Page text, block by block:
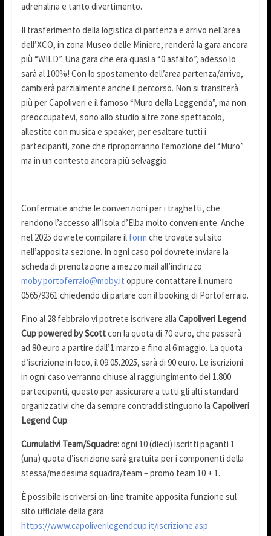
adrenalina e tanto divertimento.
Il trasferimento della logistica di partenza e arrivo nell’area
dell’XCO, in zona Museo delle Miniere, renderà la gara ancora
più “WILD”. Una gara che era quasi a “0 asfalto”, adesso lo
sarà al 100%! Con lo spostamento dell’area partenza/arrivo,
cambierà parzialmente anche il percorso. Non si transiterà
più per Capoliveri e il famoso “Muro della Leggenda”, ma non
preoccupatevi, sono allo studio altre zone spettacolo,
allestite con musica e speaker, per esaltare tutti i
partecipanti, zone che riproporranno l’emozione del “Muro”
ma in un contesto ancora più selvaggio.
Confermate anche le convenzioni per i traghetti, che
rendono l’accesso all’Isola d’Elba molto conveniente. Anche
nel 2025 dovrete compilare il form che trovate sul sito
nell’apposita sezione. In ogni caso poi dovrete inviare la
scheda di prenotazione a mezzo mail all’indirizzo
moby.portoferraio@moby.it oppure contattare il numero
0565/9361 chiedendo di parlare con il booking di Portoferraio.
Fino al 28 febbraio vi potrete iscrivere alla Capoliveri Legend
Cup powered by Scottcon la quota di 70 euro, che passerà
ad 80 euro a partire dall’1 marzo e fino al 6 maggio. La quota
d’iscrizione in loco, il 09.05.2025, sarà di 90 euro. Le iscrizioni
in ogni caso verranno chiuse al raggiungimento dei 1.800
partecipanti, questo per assicurare a tutti gli alti standard
organizzativi che da sempre contraddistinguono la Capoliveri
Legend Cup.
Cumulativi Team/Squadre: ogni 10 (dieci) iscritti paganti 1
(una) quota d’iscrizione sarà gratuita per i componenti della
stessa/medesima squadra/team – promo team 10 + 1.
È possibile iscriversi on-line tramite apposita funzione sul
sito ufficiale della gara
https://www.capoliverilegendcup.it/iscrizione.asp